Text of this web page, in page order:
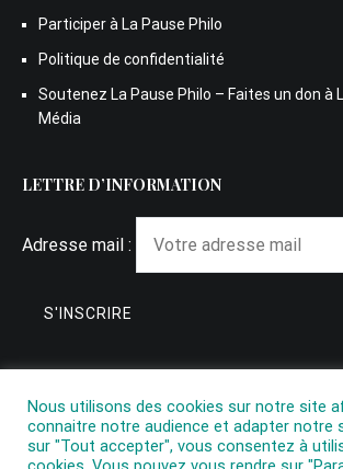
Participer à La Pause Philo
Politique de confidentialité
Soutenez La Pause Philo – Faites un don à
Média
LETTRE D’INFORMATION
Adresse mail :
Nous utilisons des cookies sur notre site
connaitre notre audience et adapter notre
sur "Tout accepter", vous consentez à